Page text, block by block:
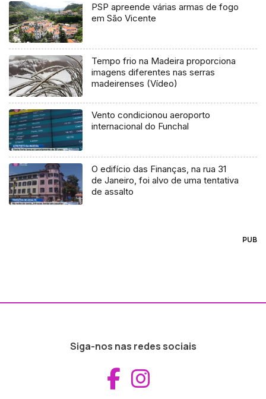
PSP apreende várias armas de fogo
em São Vicente
Tempo frio na Madeira proporciona
imagens diferentes nas serras
madeirenses (Vídeo)
Vento condicionou aeroporto
internacional do Funchal
O edifício das Finanças, na rua 31
de Janeiro, foi alvo de uma tentativa
de assalto
PUB
Siga-nos nas redes sociais
Aceder ao